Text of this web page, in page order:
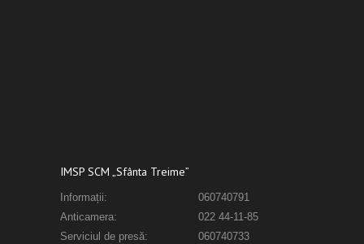
IMSP SCM „Sfânta Treime”
Informații:
060740791
Anticamera:
022 44-11-85
Serviciul de presă:
060740733